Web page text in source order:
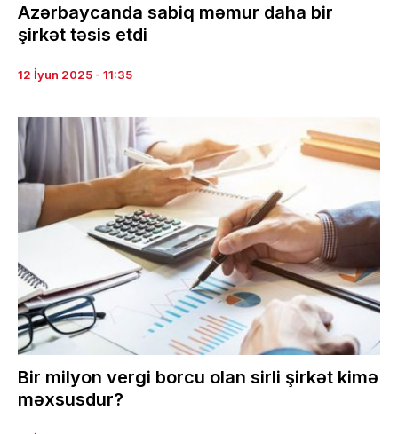
Azərbaycanda sabiq məmur daha bir
şirkət təsis etdi
12 İyun 2025 - 11:35
Bir milyon vergi borcu olan sirli şirkət kimə
məxsusdur?